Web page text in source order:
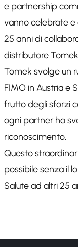
e partnership
vanno celebrate e
25 anni di
distributore
Tomek svolge un
FIMO in Austria e
frutto degli sforzi
ogni partner ha
riconoscimento.
Questo
possibile senza il
Salute ad altri 25